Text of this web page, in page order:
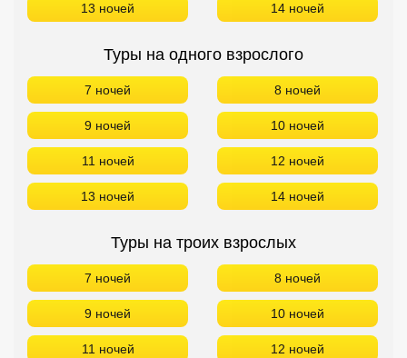
13 ночей 14 ночей
Туры на одного взрослого
7 ночей 8 ночей
9 ночей 10 ночей
11 ночей 12 ночей
13 ночей 14 ночей
Туры на троих взрослых
7 ночей 8 ночей
9 ночей 10 ночей
11 ночей 12 ночей